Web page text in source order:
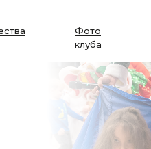
Фото
клуба